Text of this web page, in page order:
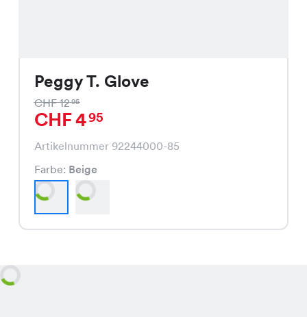
Peggy T. Glove
CHF 1295
CHF 495
Artikelnummer 92244000-85
Farbe: Beige